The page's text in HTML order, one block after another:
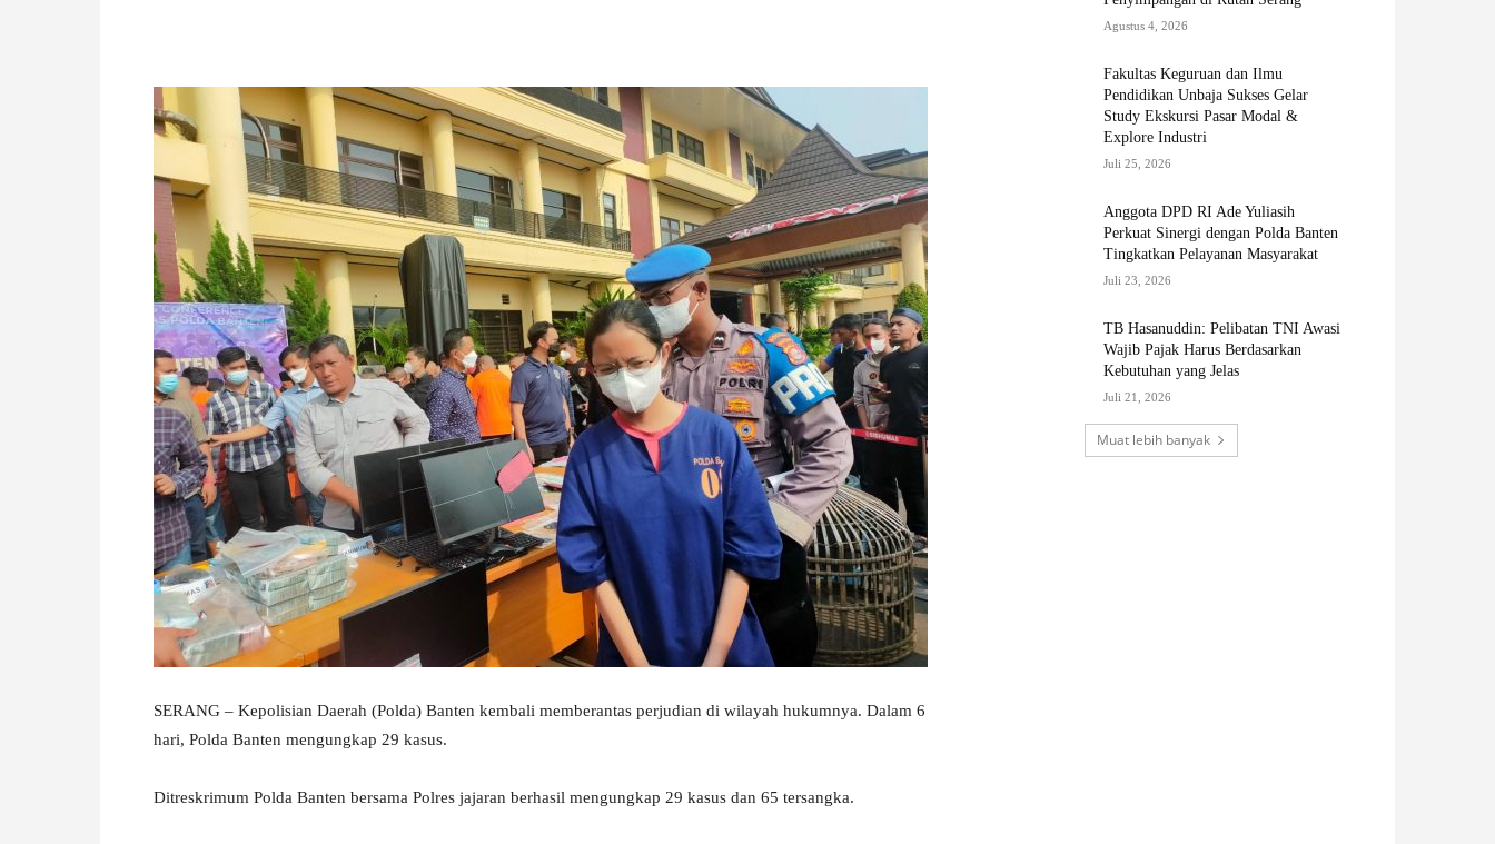
I
M
E
W
A
SERANG – Kepolisian Daerah (Polda) Banten kembali memberantas perjudian di wilayah hukumnya. Dalam 6
hari, Polda Banten mengungkap 29 kasus.
Ditreskrimum Polda Banten bersama Polres jajaran berhasil mengungkap 29 kasus dan 65 tersangka.
Agustus 4, 2026
Fakultas Keguruan dan Ilmu
Pendidikan Unbaja Sukses Gelar
Study Ekskursi Pasar Modal &
Explore Industri
Juli 25, 2026
Anggota DPD RI Ade Yuliasih
Perkuat Sinergi dengan Polda Banten
Tingkatkan Pelayanan Masyarakat
Juli 23, 2026
TB Hasanuddin: Pelibatan TNI Awasi
Wajib Pajak Harus Berdasarkan
Kebutuhan yang Jelas
Juli 21, 2026
Muat lebih banyak